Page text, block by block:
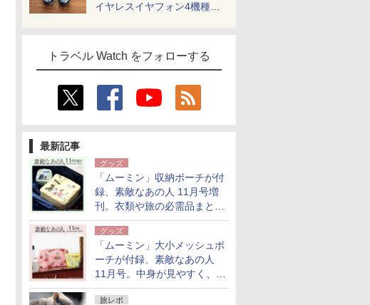
イヤレスイヤフォン4機種を
トラベル Watch をフォローする
最新記事
グッズ
「ムーミン」収納ポーチが付
録、素敵なあの人 11月号増
刊。衣類や旅の必需品まとま
る大小2個セット
グッズ
「ムーミン」大小メッシュポ
ーチが付録、素敵なあの人
11月号。中身が見やすく、温
泉スパにも使える
旅レポ